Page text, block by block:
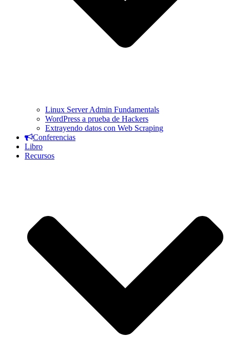
Linux Server Admin Fundamentals
WordPress a prueba de Hackers
Extrayendo datos con Web Scraping
Conferencias
Libro
Recursos